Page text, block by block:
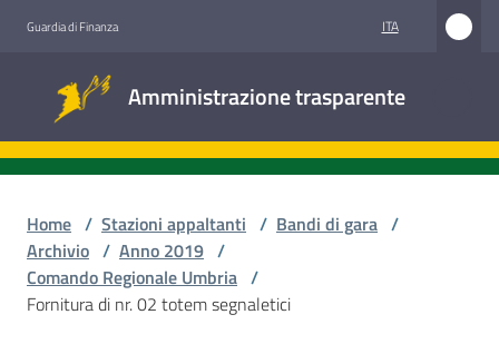
Guardia di Finanza ITA
Amministrazione trasparente
trasparente
Accesso
Home / Stazioni appaltanti / Bandi di gara /
Archivio / Anno 2019 /
Comando Regionale Umbria /
Fornitura di nr. 02 totem segnaletici